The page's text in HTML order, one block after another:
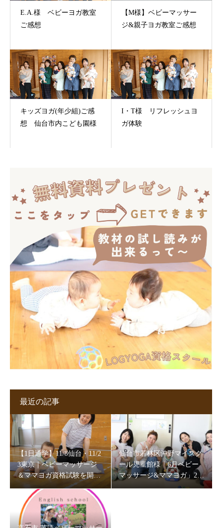
E.A.様 ベビーヨガ教室
ご感想
【M様】ベビーマッサー
ジ&親子ヨガ教室ご感想
キッズヨガ(年少組)ご感
想 仙台市内こども園様
I・T様 リフレッシュヨ
ガ体験
最近の記事
【1日通学】11/8仙台・11/2
3東京｜ベビーマッサージ
＆ママヨガ資格試験を開催
します
仙台市若林区沖野マイスク
ール児童館様「6月ベビー
マッサージ&ママヨガ」202